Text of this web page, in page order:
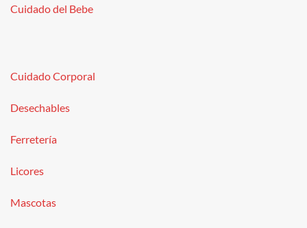
Cuidado del Bebe
Cuidado Corporal
Desechables
Ferretería
Licores
Mascotas